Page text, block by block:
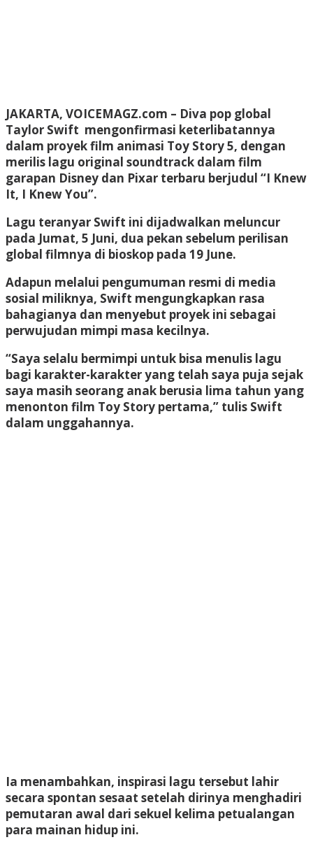
JAKARTA, VOICEMAGZ.com – Diva pop global
Taylor Swift mengonfirmasi keterlibatannya
dalam proyek film animasi Toy Story 5, dengan
merilis lagu original soundtrack dalam film
garapan Disney dan Pixar terbaru berjudul “I Knew
It, I Knew You”.
Lagu teranyar Swift ini dijadwalkan meluncur
pada Jumat, 5 Juni, dua pekan sebelum perilisan
global filmnya di bioskop pada 19 June.
Adapun melalui pengumuman resmi di media
sosial miliknya, Swift mengungkapkan rasa
bahagianya dan menyebut proyek ini sebagai
perwujudan mimpi masa kecilnya.
“Saya selalu bermimpi untuk bisa menulis lagu
bagi karakter-karakter yang telah saya puja sejak
saya masih seorang anak berusia lima tahun yang
menonton film Toy Story pertama,” tulis Swift
dalam unggahannya.
Ia menambahkan, inspirasi lagu tersebut lahir
secara spontan sesaat setelah dirinya menghadiri
pemutaran awal dari sekuel kelima petualangan
para mainan hidup ini.